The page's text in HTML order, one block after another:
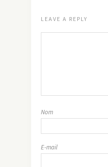
LEAVE A REPLY
Nom
E-mail